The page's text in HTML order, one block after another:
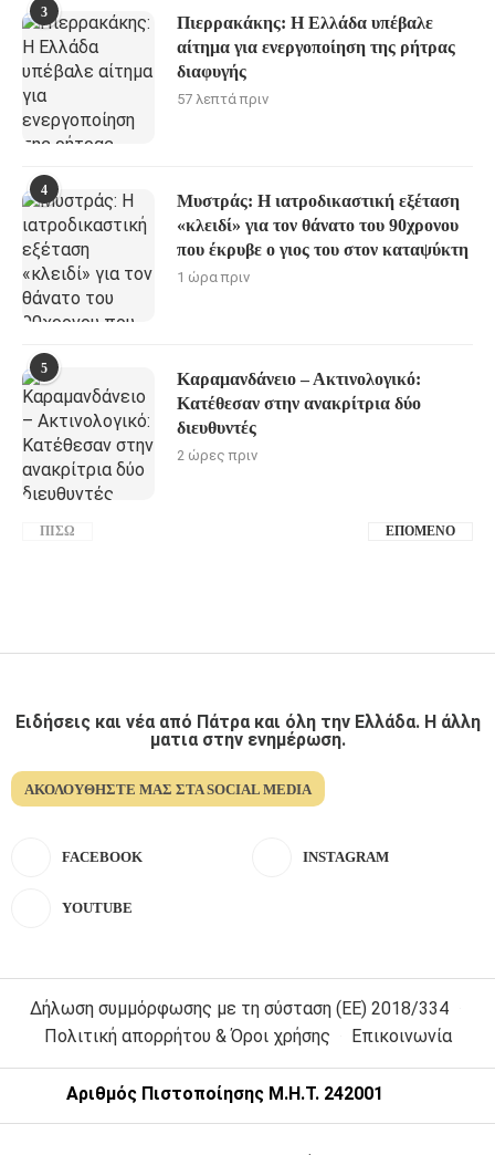
3
Πιερρακάκης: Η Ελλάδα υπέβαλε
αίτημα για ενεργοποίηση της ρήτρας
διαφυγής
57 λεπτά πριν
4
Μυστράς: Η ιατροδικαστική εξέταση
«κλειδί» για τον θάνατο του 90χρονου
που έκρυβε ο γιος του στον καταψύκτη
1 ώρα πριν
5
Καραμανδάνειο – Ακτινολογικό:
Κατέθεσαν στην ανακρίτρια δύο
διευθυντές
2 ώρες πριν
ΠΊΣΩ ΕΠΌΜΕΝΟ
Ειδήσεις και νέα από Πάτρα και όλη την Ελλάδα. Η άλλη
ματια στην ενημέρωση.
ΑΚΟΛΟΥΘΉΣΤΕ ΜΑΣ ΣΤΑ SOCIAL MEDIA
FACEBOOK INSTAGRAM
YOUTUBE
Δήλωση συμμόρφωσης με τη σύσταση (ΕΕ) 2018/334
Πολιτική απορρήτου & Όροι χρήσης
Επικοινωνία
Αριθμός Πιστοποίησης Μ.Η.Τ. 242001